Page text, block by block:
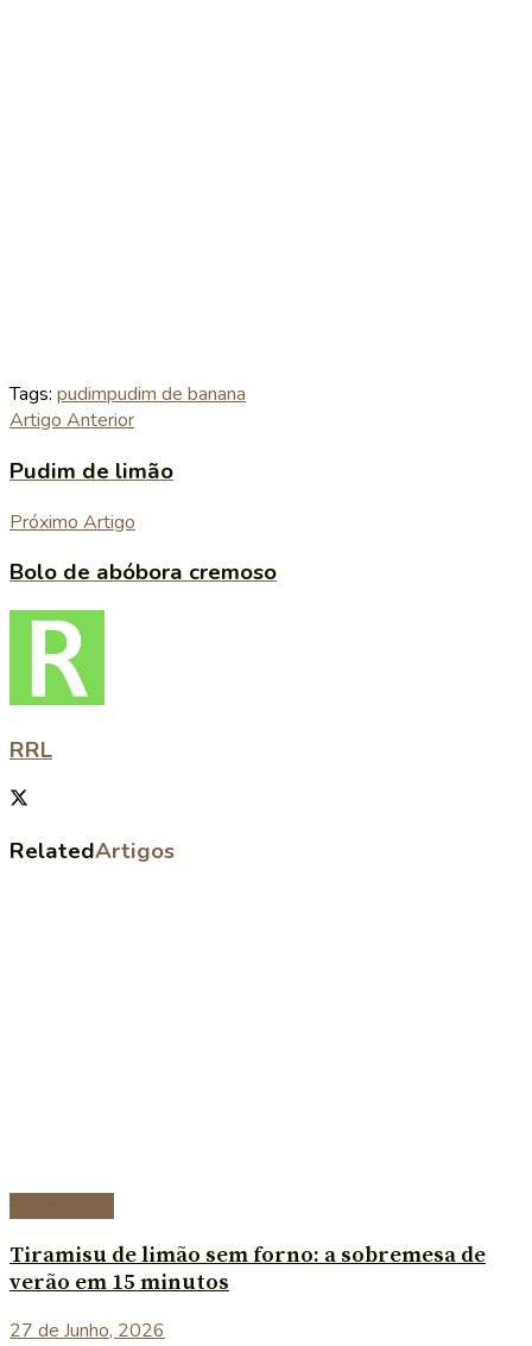
Tags: pudimpudim de banana
Artigo Anterior
Pudim de limão
Próximo Artigo
Bolo de abóbora cremoso
RRL
RelatedArtigos
Tiramisu de limão sem forno: a sobremesa de
verão em 15 minutos
27 de Junho, 2026